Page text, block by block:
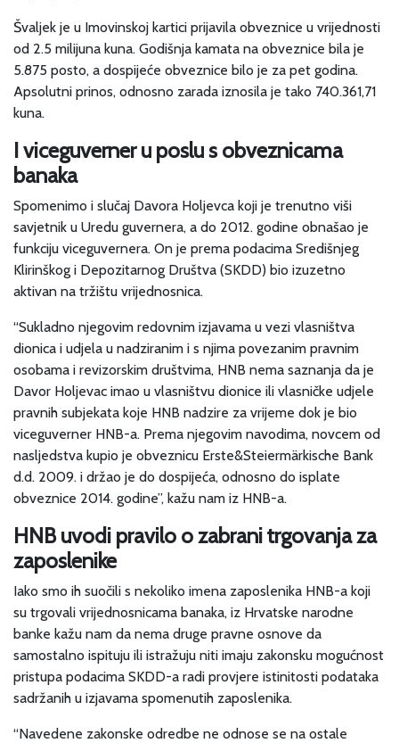
Švaljek je u Imovinskoj kartici prijavila obveznice u vrijednosti
od 2.5 milijuna kuna. Godišnja kamata na obveznice bila je
5.875 posto, a dospijeće obveznice bilo je za pet godina.
Apsolutni prinos, odnosno zarada iznosila je tako 740.361,71
kuna.
I viceguverner u poslu s obveznicama
banaka
Spomenimo i slučaj Davora Holjevca koji je trenutno viši
savjetnik u Uredu guvernera, a do 2012. godine obnašao je
funkciju viceguvernera. On je prema podacima Središnjeg
Klirinškog i Depozitarnog Društva (SKDD) bio izuzetno
aktivan na tržištu vrijednosnica.
“Sukladno njegovim redovnim izjavama u vezi vlasništva
dionica i udjela u nadziranim i s njima povezanim pravnim
osobama i revizorskim društvima, HNB nema saznanja da je
Davor Holjevac imao u vlasništvu dionice ili vlasničke udjele
pravnih subjekata koje HNB nadzire za vrijeme dok je bio
viceguverner HNB-a. Prema njegovim navodima, novcem od
nasljedstva kupio je obveznicu Erste&Steiermärkische Bank
d.d. 2009. i držao je do dospijeća, odnosno do isplate
obveznice 2014. godine”, kažu nam iz HNB-a.
HNB uvodi pravilo o zabrani trgovanja za
zaposlenike
Iako smo ih suočili s nekoliko imena zaposlenika HNB-a koji
su trgovali vrijednosnicama banaka, iz Hrvatske narodne
banke kažu nam da nema druge pravne osnove da
samostalno ispituju ili istražuju niti imaju zakonsku mogućnost
pristupa podacima SKDD-a radi provjere istinitosti podataka
sadržanih u izjavama spomenutih zaposlenika.
“Navedene zakonske odredbe ne odnose se na ostale